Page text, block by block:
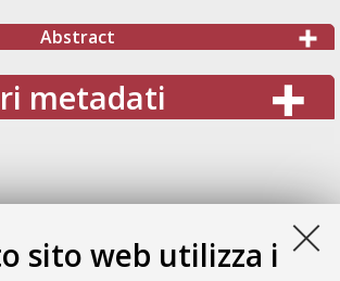
sito web utilizza i
Abstract
metadati